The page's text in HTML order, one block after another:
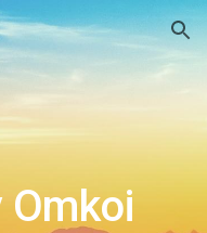
Skip to navigation
Omkoi